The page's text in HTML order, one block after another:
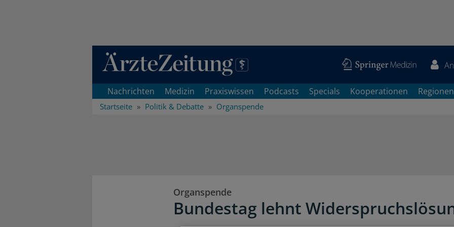
Direkt zum Inhaltsbereich
Nachrichten Medizin Praxiswissen Podcasts Specials Kooperationen Regionen
Startseite Politik & Debatte Organspende
Organspende
Bundestag lehnt